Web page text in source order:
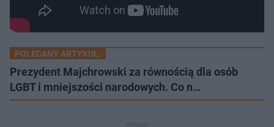
POLECANY ARTYKUŁ:
Prezydent Majchrowski za równością dla osób
LGBT i mniejszości narodowych. Co n…